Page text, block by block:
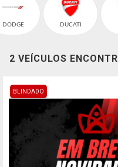
DODGE DUCATI
2 VEÍCULOS
BLINDADO